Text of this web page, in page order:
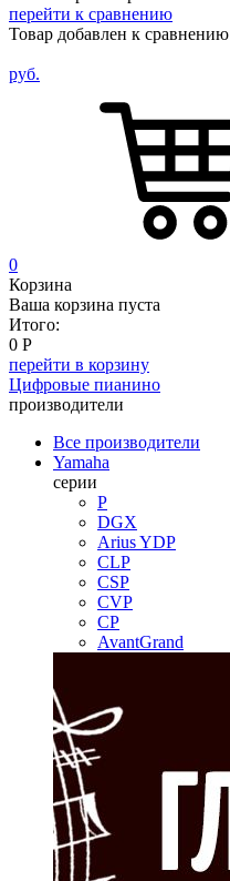
перейти к сравнению
Товар добавлен к сравнению
руб.
0
Корзина
Ваша корзина пуста
Итого:
0 Р
перейти в корзину
Цифровые пианино
производители
Все производители
Yamaha
серии
P
DGX
Arius YDP
CLP
CSP
CVP
CP
AvantGrand